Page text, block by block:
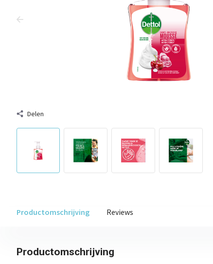
Delen
Productomschrijving Reviews
Productomschrijving